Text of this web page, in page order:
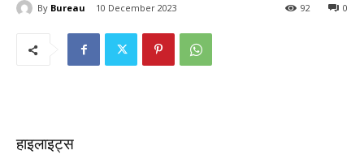
By Bureau 10 December 2023 0
92
हाइलाइट्स